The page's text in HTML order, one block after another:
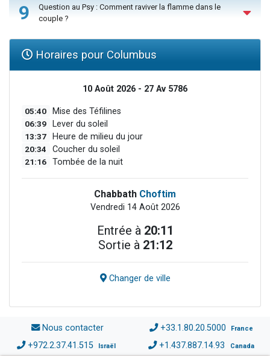
9
Question au Psy : Comment raviver la flamme dans le
couple ?
Horaires pour Columbus
10 Août 2026 - 27 Av 5786
05:40 Mise des Téfilines
06:39 Lever du soleil
13:37 Heure de milieu du jour
20:34 Coucher du soleil
21:16 Tombée de la nuit
Chabbath Choftim
Vendredi 14 Août 2026
Entrée à 20:11
Sortie à 21:12
Changer de ville
Nous contacter +33.1.80.20.5000 France
+972.2.37.41.515 Israël +1.437.887.14.93 Canada